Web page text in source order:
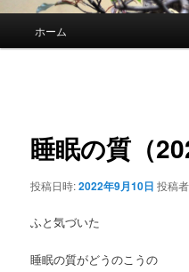
メ
コ
ン
テ
ン
ホーム
睡眠の質（
投稿日時:2022年9月10日 投稿
ふと気づいた
睡眠の質がどうのこうの